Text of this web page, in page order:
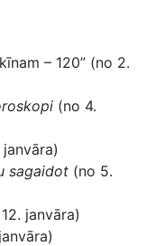
– 120” (no 2.
(no 4.
sagaidot (no 5.
janvāra)